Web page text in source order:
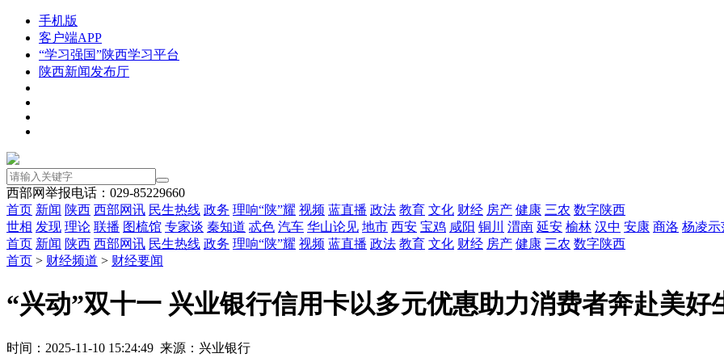
手机版
客户端APP
“学习强国”陕西学习平台
陕西新闻发布厅
西部网举报电话：029-85229660
首页 新闻 陕西 西部网讯 民生热线 政务 理响“陕”耀 视频 蓝直播 政法 教育 文化 财经 房产 健康 三农 数字陕西
世相 发现 理论 联播 图梳馆 专家谈 秦知道 忒色 汽车 华山论见 地市 西安 宝鸡 咸阳 铜川 渭南 延安 榆林 汉中 安康 商洛 杨凌示
首页 新闻 陕西 西部网讯 民生热线 政务 理响“陕”耀 视频 蓝直播 政法 教育 文化 财经 房产 健康 三农 数字陕西
首页 > 财经频道 > 财经要闻
“兴动”双十一 兴业银行信用卡以多元优惠助力消费者奔赴美好
时间：2025-11-10 15:24:49 来源：兴业银行